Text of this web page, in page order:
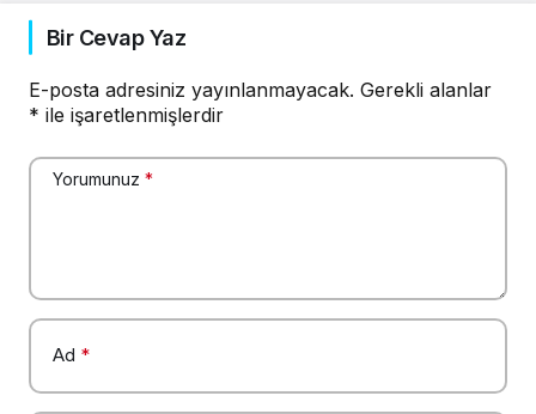
Bir Cevap Yaz
E-posta adresiniz yayınlanmayacak. Gerekli alanlar
* ile işaretlenmişlerdir
Yorumunuz *
Ad *